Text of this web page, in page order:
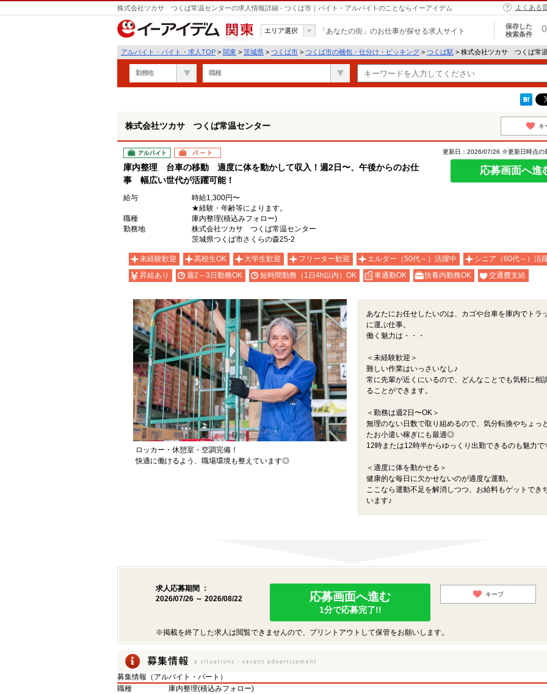
株式会社ツカサ つくば常温センターの求人情報詳細 - つくば市｜バイト・アルバイトのことならイーアイデム よくある
関東
エリア選択 「あなたの街」のお仕事が探せる求人サイト
保存した
検索条件
0
アルバイト・バイト・求人TOP > 関東 > 茨城県 > つくば市 > つくば市の梱包・仕分け・ピッキング > つくば駅 > 株式会社ツカサ つくば常
勤務地 職種
株式会社ツカサ つくば常温センター キ
アルバイト パート
庫内整理 台車の移動 適度に体を動かして収入！週2日〜、午後からのお仕
事 幅広い世代が活躍可能！
更新日：2026/07/26 ※更新日時点の
応募画面へ進
給与
時給1,300円〜
★経験・年齢等によります。
職種
庫内整理(積込みフォロー)
勤務地
株式会社ツカサ つくば常温センター
茨城県つくば市さくらの森25-2
未経験歓迎 高校生OK 大学生歓迎 フリーター歓迎 エルダー（50代～）活躍中
シニア（60代～）活
昇給あり
週2～3日勤務OK 短時間勤務（1日4h以内）OK 車通勤OK 扶養内勤務OK 交通費支給
ロッカー・休憩室・空調完備！
快適に働けるよう、職場環境も整えています◎
あなたにお任せしたいのは、カゴや台車を庫内でトラ
に運ぶ仕事。
働く魅力は・・・
＜未経験歓迎＞
難しい作業はいっさいなし♪
常に先輩が近くにいるので、どんなことでも気軽に相
ることができます。
＜勤務は週2日〜OK＞
無理のない日数で取り組めるので、気分転換やちょっ
たお小遣い稼ぎにも最適◎
12時または12時半からゆっくり出勤できるのも魅力で
＜適度に体を動かせる＞
健康的な毎日に欠かせないのが適度な運動。
ここなら運動不足を解消しつつ、お給料もゲットでき
います♪
求人応募期間 ：
2026/07/26 ～ 2026/08/22
応募画面へ進む
1分で応募完了!!
キープ
※掲載を終了した求人は閲覧できませんので、プリントアウトして保管をお願いします。
募集情報（アルバイト・パート）
職種
庫内整理(積込みフォロー)